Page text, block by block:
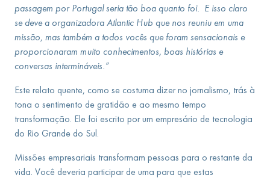
passagem por Portugal seria tão boa quanto foi. E isso claro
se deve a organizadora Atlantic Hub que nos reuniu em uma
missão, mas também a todos vocês que foram sensacionais e
proporcionaram muito conhecimentos, boas histórias e
conversas intermináveis.”
Este relato quente, como se costuma dizer no jornalismo, trás à
tona o sentimento de gratidão e ao mesmo tempo
transformação. Ele foi escrito por um empresário de tecnologia
do Rio Grande do Sul.
Missões empresariais transformam pessoas para o restante da
vida. Você deveria participar de uma para que estas